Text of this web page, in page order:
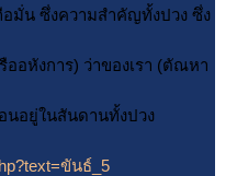
อมั่น ซึ่งความสำคัญทั้งปวง ซึ่ง
งการ) ว่าของเรา (ตัณหา
อยู่ในสันดานทั้งปวง
ขันธ์_5